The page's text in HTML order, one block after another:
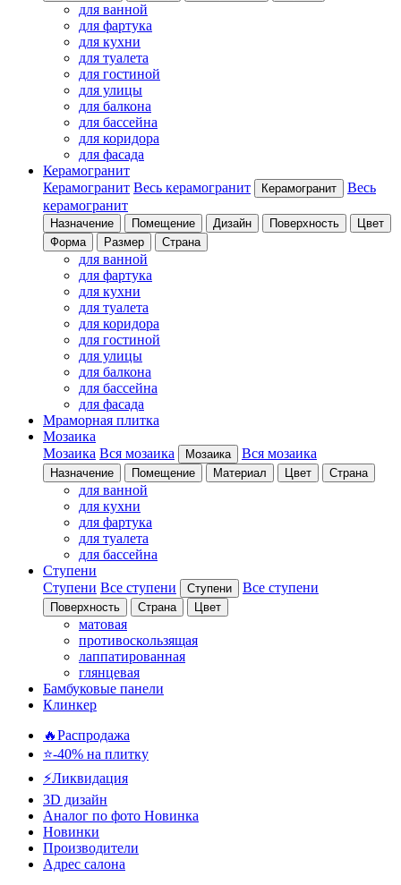
для ванной
для фартука
для кухни
для туалета
для гостиной
для улицы
для балкона
для бассейна
для коридора
для фасада
Керамогранит
Керамогранит Весь керамогранит Керамогранит
Весь
керамогранит
Назначение Помещение Дизайн Поверхность
Цвет
Форма
Размер Страна
для ванной
для фартука
для кухни
для туалета
для коридора
для гостиной
для улицы
для балкона
для бассейна
для фасада
Мраморная плитка
Мозаика
Мозаика Вся мозаика Мозаика Вся мозаика
Назначение Помещение Материал Цвет Страна
для ванной
для кухни
для фартука
для туалета
для бассейна
Ступени
Ступени Все ступени Ступени Все ступени
Поверхность Страна Цвет
матовая
противоскользящая
лаппатированная
глянцевая
Бамбуковые панели
Клинкер
🔥Распродажа
⭐-40% на плитку
⚡️Ликвидация
3D дизайн
Аналог по фото Новинка
Новинки
Производители
Адрес салона